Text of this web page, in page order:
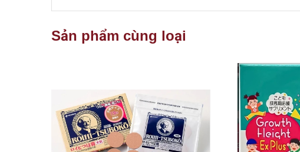
Sản phẩm cùng loại